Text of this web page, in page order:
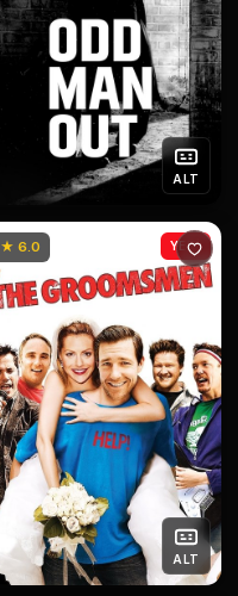
ALT
★ 6.0
ALT
YENİ